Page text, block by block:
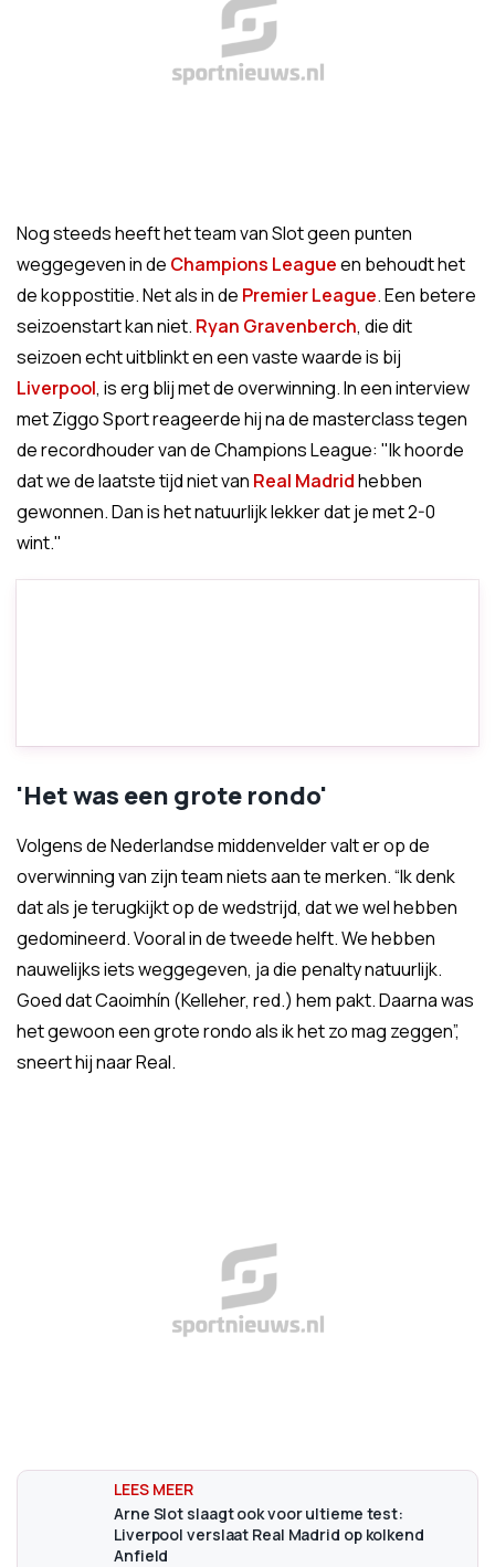
Nog steeds heeft het team van Slot geen punten
weggegeven in de Champions Leagueen behoudt het
de koppostitie. Net als in de Premier League. Een betere
seizoenstart kan niet. Ryan Gravenberch, die dit
seizoen echt uitblinkt en een vaste waarde is bij
Liverpool, is erg blij met de overwinning. In een interview
met Ziggo Sport reageerde hij na de masterclass tegen
de recordhouder van de Champions League: "Ik hoorde
dat we de laatste tijd niet van Real Madridhebben
gewonnen. Dan is het natuurlijk lekker dat je met 2-0
wint."
'Het was een grote rondo'
Volgens de Nederlandse middenvelder valt er op de
overwinning van zijn team niets aan te merken. “Ik denk
dat als je terugkijkt op de wedstrijd, dat we wel hebben
gedomineerd. Vooral in de tweede helft. We hebben
nauwelijks iets weggegeven, ja die penalty natuurlijk.
Goed dat Caoimhín (Kelleher, red.) hem pakt. Daarna was
het gewoon een grote rondo als ik het zo mag zeggen”,
sneert hij naar Real.
Arne Slot slaagt ook voor ultieme test:
Liverpool verslaat Real Madrid op kolkend
Anfield